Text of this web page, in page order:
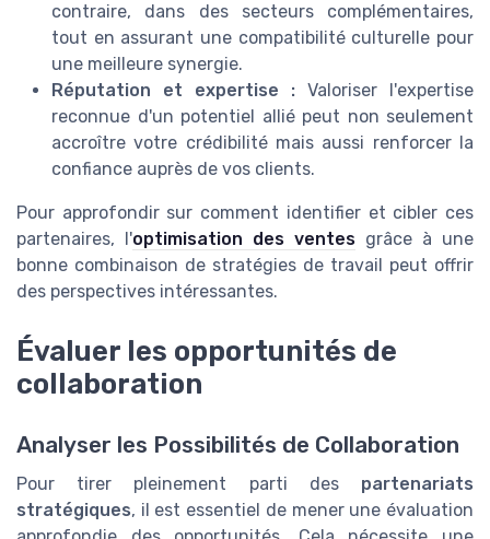
contraire, dans des secteurs complémentaires,
tout en assurant une compatibilité culturelle pour
une meilleure synergie.
Réputation et expertise : Valoriser l'expertise
reconnue d'un potentiel allié peut non seulement
accroître votre crédibilité mais aussi renforcer la
confiance auprès de vos clients.
Pour approfondir sur comment identifier et cibler ces
partenaires, l'optimisation des ventes grâce à une
bonne combinaison de stratégies de travail peut offrir
des perspectives intéressantes.
Évaluer les opportunités de
collaboration
Analyser les Possibilités de Collaboration
Pour tirer pleinement parti des partenariats
stratégiques, il est essentiel de mener une évaluation